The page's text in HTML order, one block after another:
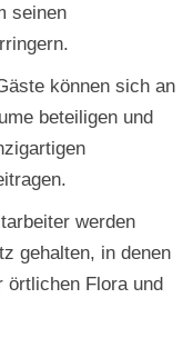
seinen
können sich an
beteiligen und
werden
gehalten, in denen
örtlichen Flora und